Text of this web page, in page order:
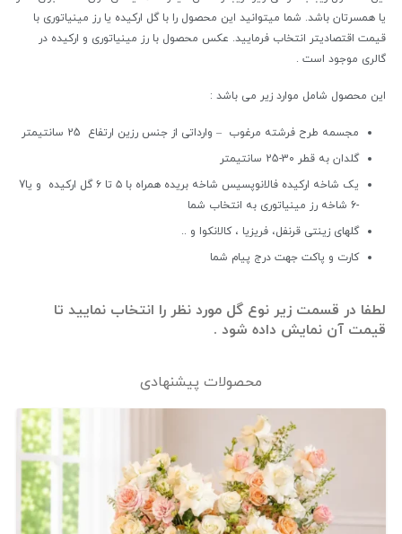
عدد
یا همسرتان باشد. شما میتوانید این محصول را با گل ارکیده یا رز مینیاتوری با
قیمت اقتصادیتر انتخاب فرمایید. عکس محصول با رز مینیاتوری و ارکیده در
گالری موجود است .
این محصول شامل موارد زیر می باشد :
مجسمه طرح فرشته مرغوب – وارداتی از جنس رزین ارتفاع 25 سانتیمتر
گلدان به قطر 30-25 سانتیمتر
یک شاخه ارکیده فالانوپسیس شاخه بریده همراه با ۵ تا ۶ گل ارکیده و یا7
-6 شاخه رز مینیاتوری به انتخاب شما
گلهای زینتی قرنفل، فریزیا ، کالانکوا و ..
کارت و پاکت جهت درج پیام شما
لطفا در قسمت زیر نوع گل مورد نظر را انتخاب نمایید تا
قیمت آن نمایش داده شود .
محصولات پیشنهادی